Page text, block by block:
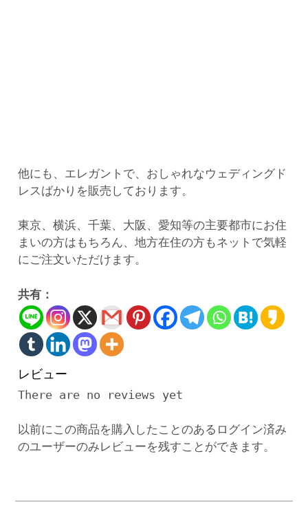
他にも、エレガントで、おしゃれなウェディングド
レスばかりを販売しております。
東京、横浜、千葉、大阪、愛知等の主要都市にお住
まいの方はもちろん、地方在住の方もネットで気軽
にご注文いただけます。
共有：
レビュー
There are no reviews yet
以前にこの商品を購入したことのあるログイン済み
のユーザーのみレビューを残すことができます。